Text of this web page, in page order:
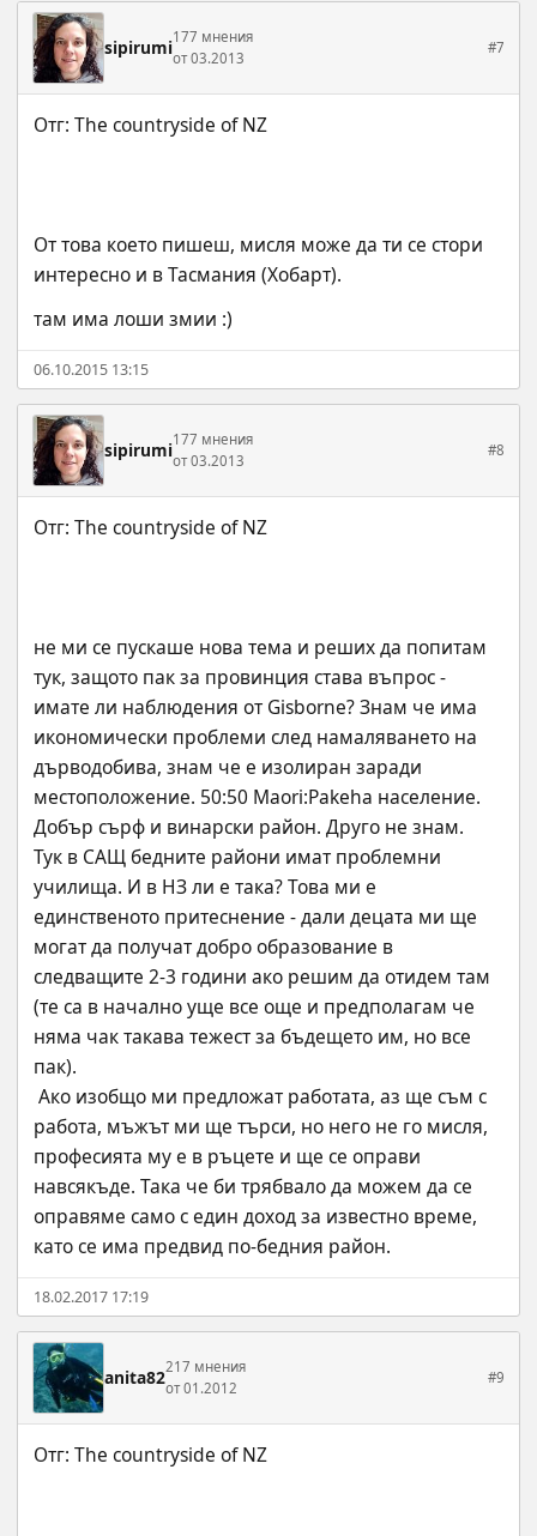
sipirumi177 мнения
от 03.2013
#7
От това което пишеш, мисля може да ти се стори
интересно и в Тасмания (Хобарт).
там има лоши змии :)
06.10.2015 13:15
sipirumi177 мнения
от 03.2013
#8
не ми се пускаше нова тема и реших да попитам
тук, защото пак за провинция става въпрос -
имате ли наблюдения от Gisborne? Знам че има
икономически проблеми след намаляването на
дърводобива, знам че е изолиран заради
местоположение. 50:50 Maori:Pakeha население.
Добър сърф и винарски район. Друго не знам.
Тук в САЩ бедните райони имат проблемни
училища. И в НЗ ли е така? Това ми е
единственото притеснение - дали децата ми ще
могат да получат добро образование в
следващите 2-3 години ако решим да отидем там
(те са в начално уще все още и предполагам че
няма чак такава тежест за бъдещето им, но все
пак).
работа, мъжът ми ще търси, но него не го мисля,
професията му е в ръцете и ще се оправи
навсякъде. Така че би трябвало да можем да се
оправяме само с един доход за известно време,
като се има предвид по-бедния район.
18.02.2017 17:19
anita82217 мнения
от 01.2012
#9